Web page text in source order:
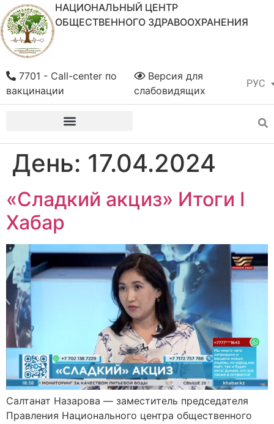
НАЦИОНАЛЬНЫЙ ЦЕНТР
ОБЩЕСТВЕННОГО ЗДРАВООХРАНЕНИЯ
РУС
ҚАЗ
Версия для
слабовидящих
7701 - Call-center по
вакцинации
День: 17.04.2024
«Сладкий акциз» Итоги I
Хабар
Салтанат Назарова — заместитель председателя
Правления Национального центра общественного